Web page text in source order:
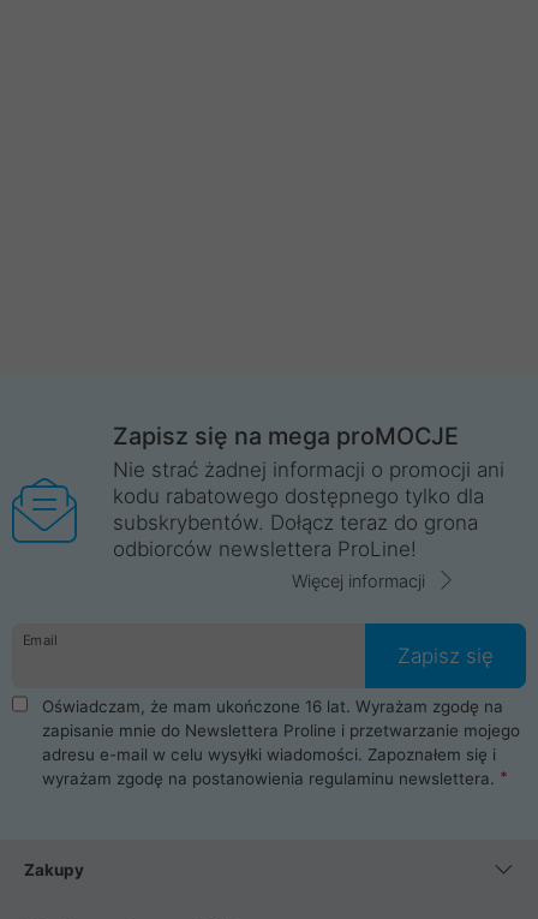
Zapisz się na mega proMOCJE
Nie strać żadnej informacji o promocji ani
kodu rabatowego dostępnego tylko dla
subskrybentów. Dołącz teraz do grona
odbiorców newslettera ProLine!
Więcej informacji
Email
Zapisz się
Oświadczam, że mam ukończone 16 lat. Wyrażam zgodę na
zapisanie mnie do Newslettera Proline i przetwarzanie mojego
adresu e-mail w celu wysyłki wiadomości. Zapoznałem się i
wyrażam zgodę na postanowienia regulaminu newslettera.
Zakupy